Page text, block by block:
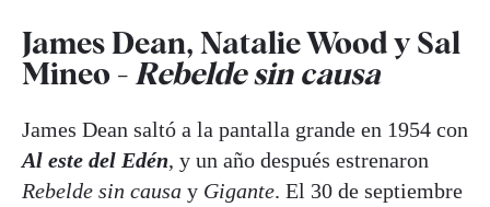
James Dean, Natalie Wood y Sal
Mineo - Rebelde sin causa
James Dean saltó a la pantalla grande en 1954 con
Al este del Edén, y un año después estrenaron
Rebelde sin causa y Gigante. El 30 de septiembre